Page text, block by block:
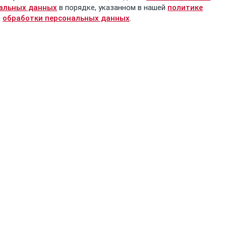
данных в порядке, указанном в нашей политике
обработки персональных данных.